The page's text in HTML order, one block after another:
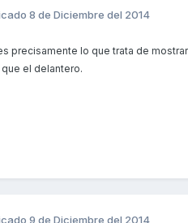
8 de Diciembre del 2014
precisamente lo que trata de
el delantero.
9 de Diciembre del 2014